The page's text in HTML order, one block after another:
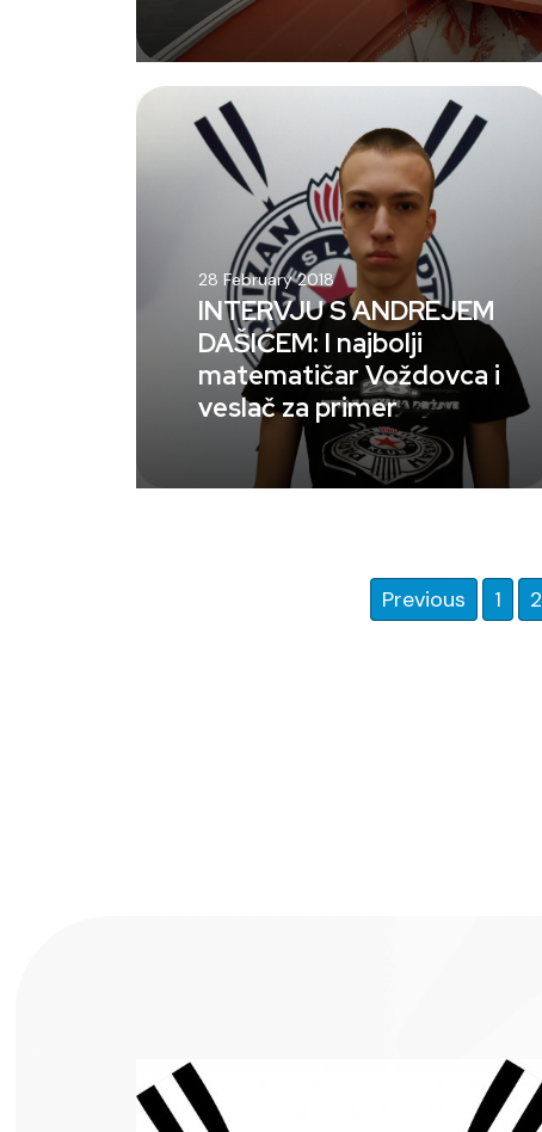
28 February 2018
INTERVJU S ANDREJEM
DAŠIĆEM: I najbolji
matematičar Voždovca i
veslač za primer
Previous 1 2